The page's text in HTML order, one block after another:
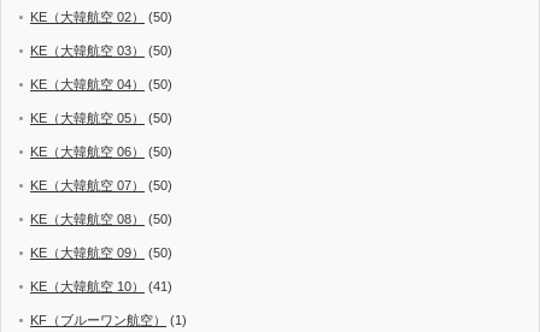
KE（大韓航空 02） (50)
KE（大韓航空 03） (50)
KE（大韓航空 04） (50)
KE（大韓航空 05） (50)
KE（大韓航空 06） (50)
KE（大韓航空 07） (50)
KE（大韓航空 08） (50)
KE（大韓航空 09） (50)
KE（大韓航空 10） (41)
KF（ブルーワン航空） (1)